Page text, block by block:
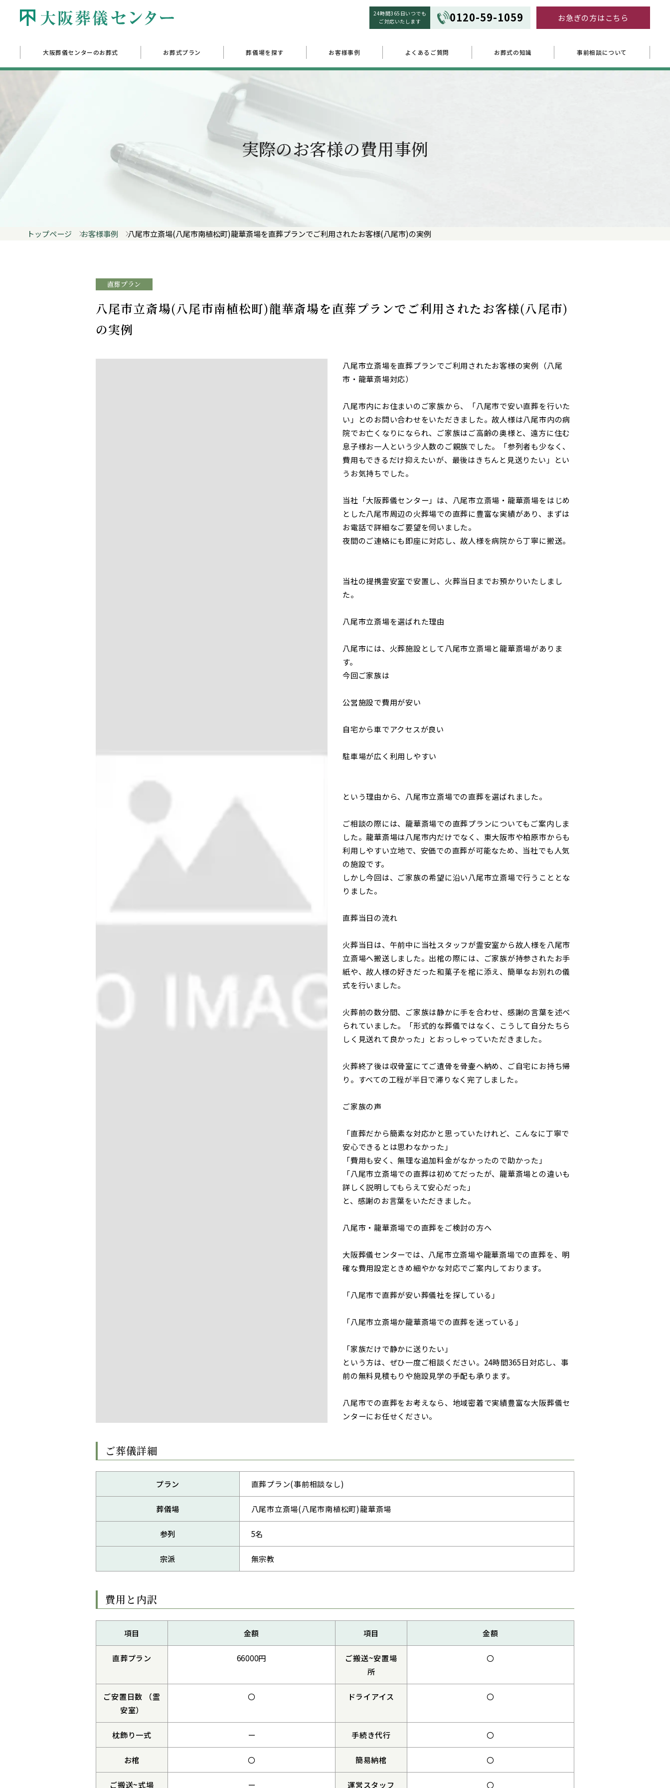
24時間365日いつでも
ご対応いたします
0120-59-1059 お急ぎの方はこちら
大阪葬儀センターのお葬式 お葬式プラン 葬儀場を探す お客様事例 よくあるご質問 お葬式の知識 事前相談について
実際のお客様の費用事例
トップページ お客様事例 八尾市立斎場(八尾市南植松町)龍華斎場を直葬プランでご利用されたお客様(八尾市)の実例
直葬プラン
八尾市立斎場(八尾市南植松町)龍華斎場を直葬プランでご利用されたお客様(八尾市)
の実例
八尾市立斎場を直葬プランでご利用されたお客様の実例（八尾
市・龍華斎場対応）
八尾市内にお住まいのご家族から、「八尾市で安い直葬を行いた
い」とのお問い合わせをいただきました。故人様は八尾市内の病
院でお亡くなりになられ、ご家族はご高齢の奥様と、遠方に住む
息子様お一人という少人数のご親族でした。「参列者も少なく、
費用もできるだけ抑えたいが、最後はきちんと見送りたい」とい
うお気持ちでした。
当社「大阪葬儀センター」は、八尾市立斎場・龍華斎場をはじめ
とした八尾市周辺の火葬場での直葬に豊富な実績があり、まずは
お電話で詳細なご要望を伺いました。
夜間のご連絡にも即座に対応し、故人様を病院から丁寧に搬送。
当社の提携霊安室で安置し、火葬当日までお預かりいたしまし
た。
八尾市立斎場を選ばれた理由
八尾市には、火葬施設として八尾市立斎場と龍華斎場がありま
す。
今回ご家族は
公営施設で費用が安い
自宅から車でアクセスが良い
駐車場が広く利用しやすい
という理由から、八尾市立斎場での直葬を選ばれました。
ご相談の際には、龍華斎場での直葬プランについてもご案内しま
した。龍華斎場は八尾市内だけでなく、東大阪市や柏原市からも
利用しやすい立地で、安価での直葬が可能なため、当社でも人気
の施設です。
しかし今回は、ご家族の希望に沿い八尾市立斎場で行うこととな
りました。
直葬当日の流れ
火葬当日は、午前中に当社スタッフが霊安室から故人様を八尾市
立斎場へ搬送しました。出棺の際には、ご家族が持参されたお手
紙や、故人様の好きだった和菓子を棺に添え、簡単なお別れの儀
式を行いました。
火葬前の数分間、ご家族は静かに手を合わせ、感謝の言葉を述べ
られていました。「形式的な葬儀ではなく、こうして自分たちら
しく見送れて良かった」とおっしゃっていただきました。
火葬終了後は収骨室にてご遺骨を骨壷へ納め、ご自宅にお持ち帰
り。すべての工程が半日で滞りなく完了しました。
ご家族の声
「直葬だから簡素な対応かと思っていたけれど、こんなに丁寧で
安心できるとは思わなかった」
「費用も安く、無理な追加料金がなかったので助かった」
「八尾市立斎場での直葬は初めてだったが、龍華斎場との違いも
詳しく説明してもらえて安心だった」
と、感謝のお言葉をいただきました。
八尾市・龍華斎場での直葬をご検討の方へ
大阪葬儀センターでは、八尾市立斎場や龍華斎場での直葬を、明
確な費用設定ときめ細やかな対応でご案内しております。
「八尾市で直葬が安い葬儀社を探している」
「八尾市立斎場か龍華斎場での直葬を迷っている」
「家族だけで静かに送りたい」
という方は、ぜひ一度ご相談ください。24時間365日対応し、事
前の無料見積もりや施設見学の手配も承ります。
八尾市での直葬をお考えなら、地域密着で実績豊富な大阪葬儀セ
ンターにお任せください。
ご葬儀詳細
プラン 直葬プラン(事前相談なし)
葬儀場 八尾市立斎場(八尾市南植松町)龍華斎場
参列 5名
宗派 無宗教
費用と内訳
項目 金額 項目 金額
直葬プラン 66000円
ご搬送~安置場
所
〇
ご安置日数 （霊
安室）
〇 ドライアイス 〇
枕飾り一式 ー 手続き代行 〇
お棺 〇 簡易納棺 〇
ご搬送~式場 ー 運営スタッフ 〇